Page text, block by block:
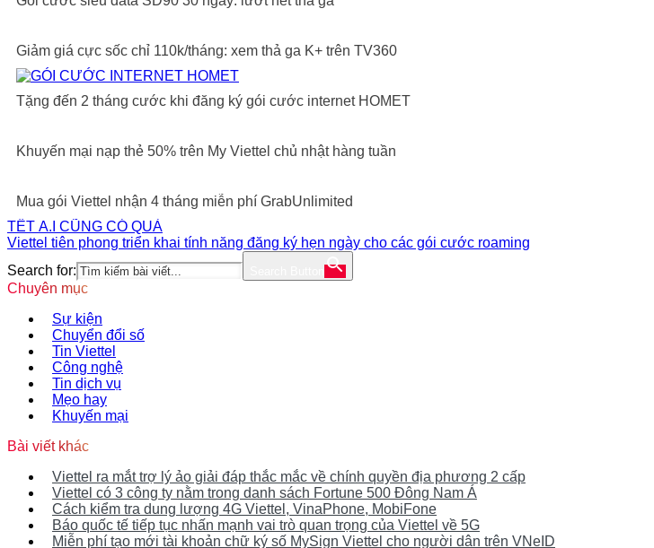
Giảm giá cực sốc chỉ 110k/tháng: xem thả ga K+ trên TV360
Tặng đến 2 tháng cước khi đăng ký gói cước internet HOMET
Khuyến mại nạp thẻ 50% trên My Viettel chủ nhật hàng tuần
Mua gói Viettel nhận 4 tháng miễn phí GrabUnlimited
TẾT A.I CŨNG CÓ QUÀ
Viettel tiên phong triển khai tính năng đăng ký hẹn ngày cho các gói cước roaming
Search for:
Chuyên mục
Sự kiện
Chuyển đổi số
Tin Viettel
Công nghệ
Tin dịch vụ
Mẹo hay
Khuyến mại
Bài viết khác
Viettel ra mắt trợ lý ảo giải đáp thắc mắc về chính quyền địa phương 2 cấp
Viettel có 3 công ty nằm trong danh sách Fortune 500 Đông Nam Á
Cách kiểm tra dung lượng 4G Viettel, VinaPhone, MobiFone
Báo quốc tế tiếp tục nhấn mạnh vai trò quan trọng của Viettel về 5G
Miễn phí tạo mới tài khoản chữ ký số MySign Viettel cho người dân trên VNeID